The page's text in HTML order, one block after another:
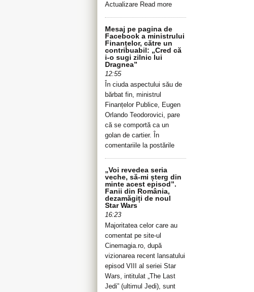
Actualizare Read more
Mesaj pe pagina de
Facebook a ministrului
Finanțelor, către un
contribuabil: „Cred că
i-o sugi zilnic lui
Dragnea”
12:55
În ciuda aspectului său de
bărbat fin, ministrul
Finanțelor Publice, Eugen
Orlando Teodorovici, pare
că se comportă ca un
golan de cartier. În
comentariile la postările
„Voi revedea seria
veche, să-mi șterg din
minte acest episod”.
Fanii din România,
dezamăgiți de noul
Star Wars
16:23
Majoritatea celor care au
comentat pe site-ul
Cinemagia.ro, după
vizionarea recent lansatului
episod VIII al seriei Star
Wars, intitulat „The Last
Jedi” (ultimul Jedi), sunt